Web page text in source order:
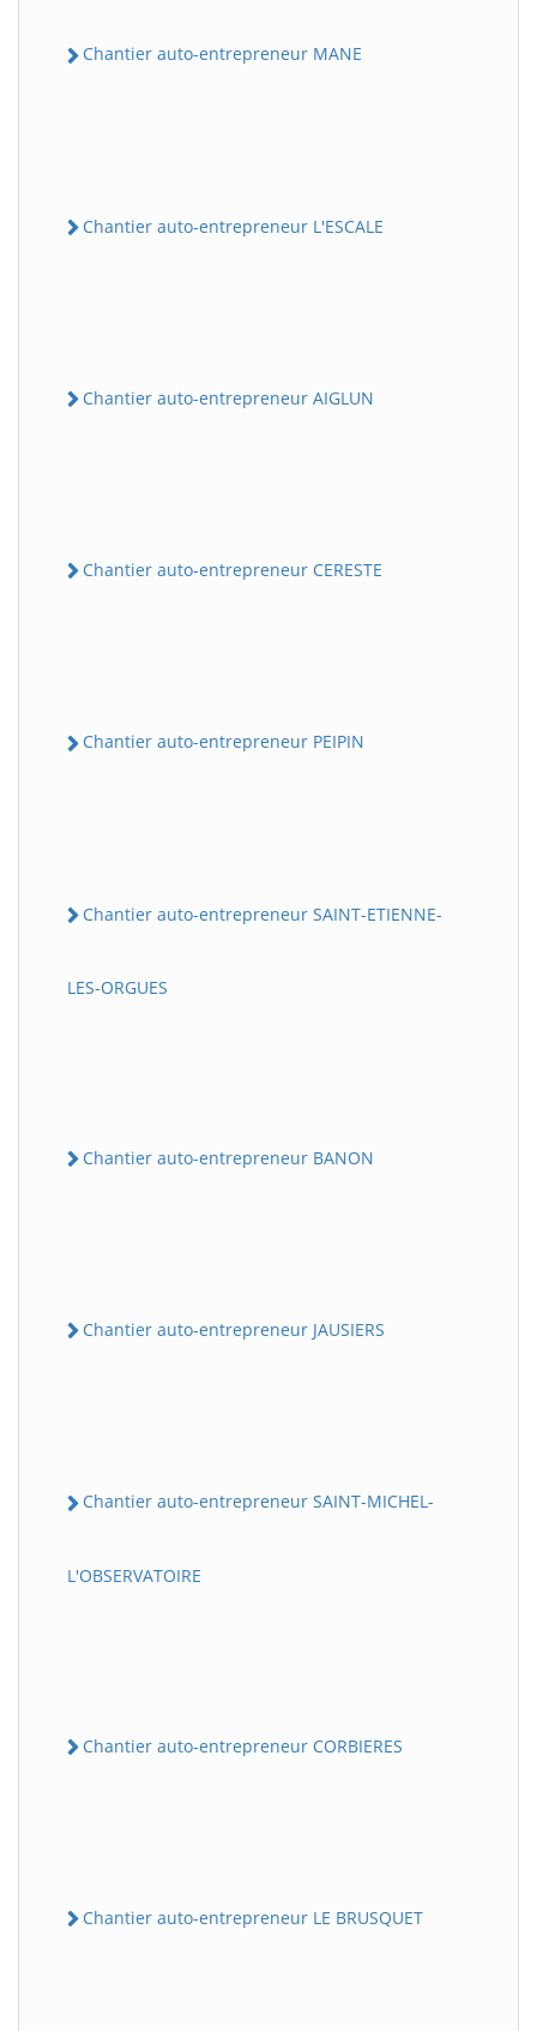
Chantier auto-entrepreneur MANE
Chantier auto-entrepreneur L'ESCALE
Chantier auto-entrepreneur AIGLUN
Chantier auto-entrepreneur CERESTE
Chantier auto-entrepreneur PEIPIN
Chantier auto-entrepreneur SAINT-ETIENNE-
LES-ORGUES
Chantier auto-entrepreneur BANON
Chantier auto-entrepreneur JAUSIERS
Chantier auto-entrepreneur SAINT-MICHEL-
L'OBSERVATOIRE
Chantier auto-entrepreneur CORBIERES
Chantier auto-entrepreneur LE BRUSQUET